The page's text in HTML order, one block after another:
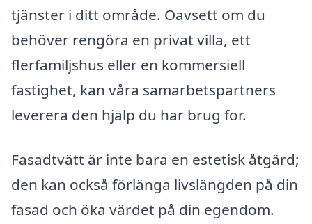
tjänster i ditt område. Oavsett om du
behöver rengöra en privat villa, ett
flerfamiljshus eller en kommersiell
fastighet, kan våra samarbetspartners
leverera den hjälp du har brug for.
Fasadtvätt är inte bara en estetisk åtgärd;
den kan också förlänga livslängden på din
fasad och öka värdet på din egendom.